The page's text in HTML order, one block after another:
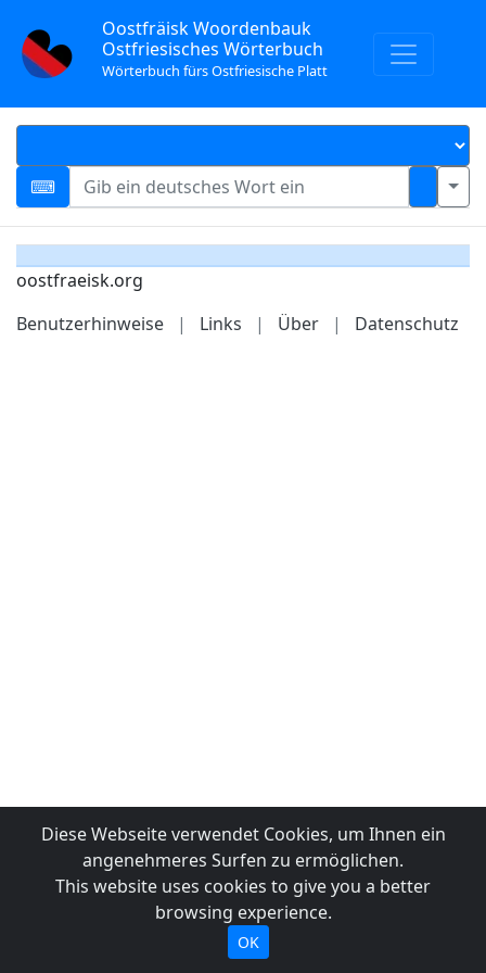
Oostfräisk Woordenbauk
Ostfriesisches Wörterbuch
Wörterbuch fürs Ostfriesische Platt
oostfraeisk.org
Benutzerhinweise
| Links | Über | Datenschutz
Diese Webseite verwendet Cookies, um Ihnen ein
angenehmeres Surfen zu ermöglichen.
This website uses cookies to give you a better
browsing experience.
OK